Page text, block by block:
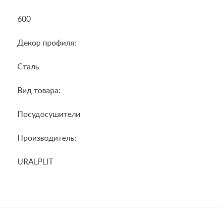
600
Декор профиля:
Сталь
Вид товара:
Посудосушители
Производитель:
URALPLIT